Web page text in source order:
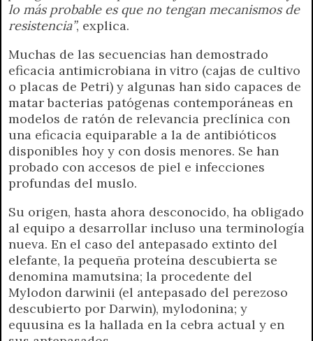
lo más probable es que no tengan mecanismos de
resistencia”, explica.
Muchas de las secuencias han demostrado
eficacia antimicrobiana in vitro (cajas de cultivo
o placas de Petri) y algunas han sido capaces de
matar bacterias patógenas contemporáneas en
modelos de ratón de relevancia preclínica con
una eficacia equiparable a la de antibióticos
disponibles hoy y con dosis menores. Se han
probado con accesos de piel e infecciones
profundas del muslo.
Su origen, hasta ahora desconocido, ha obligado
al equipo a desarrollar incluso una terminología
nueva. En el caso del antepasado extinto del
elefante, la pequeña proteína descubierta se
denomina mamutsina; la procedente del
Mylodon darwinii (el antepasado del perezoso
descubierto por Darwin), mylodonina; y
equusina es la hallada en la cebra actual y en